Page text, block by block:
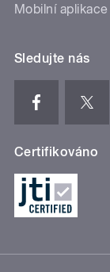
Mobilní aplikace
Sledujte nás
Certifikováno